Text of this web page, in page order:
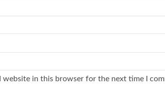
website in this browser for the next time I